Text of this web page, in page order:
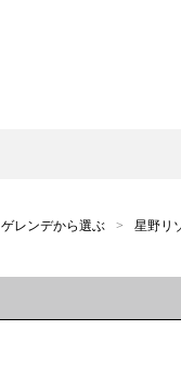
ゲレンデから選ぶ 星野リ